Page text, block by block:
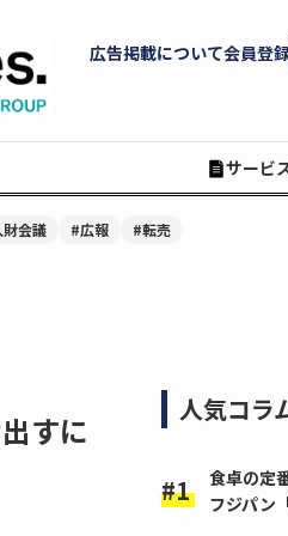
広告掲載について会員登
サービ
会議 #広報 #転売
すに
人気コラ
食卓の定
フジパン